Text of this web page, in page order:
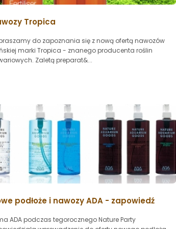
Tropica
do zapoznania się z nową ofertą nawozów
marki Tropica - znanego producenta roślin
Zaletą preparat&...
podłoże i nawozy ADA - zapowiedź
ADA podczas tegorocznego Nature Party